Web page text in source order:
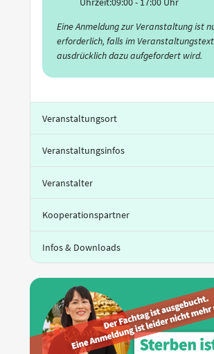
Eine Anmeldung zur Veranstaltung ist
erforderlich, falls im Veranstaltungstext
ausdrücklich dazu aufgefordert wird.
Veranstaltungsort
Veranstaltungsinfos
Veranstalter
Kooperationspartner
Infos & Downloads